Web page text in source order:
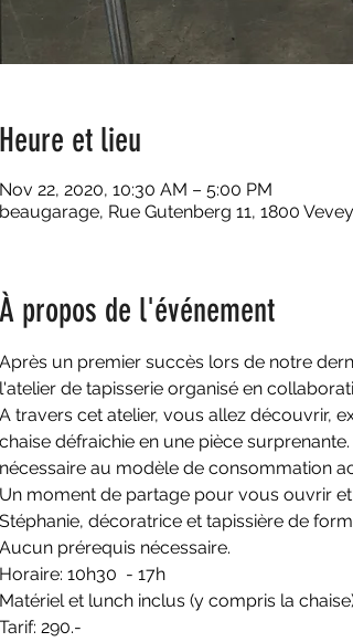
Heure et lieu
Nov 22, 2020, 10:30 AM – 5:00 PM
beaugarage, Rue Gutenberg 11, 1800
À propos de l'événement
Après un premier succès lors de notre
l'atelier de tapisserie organisé en
A travers cet atelier, vous allez découvrir,
chaise défraichie en une pièce
nécessaire au modèle de consommation
Un moment de partage pour vous ouvrir et
Stéphanie, décoratrice et tapissière de
Aucun prérequis nécessaire.
Horaire: 10h30  - 17h
Matériel et lunch inclus (y compris la
Tarif: 290.-